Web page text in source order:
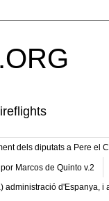
dels diputats a Pere el
Marcos de Quinto v.2
d'Espanya, i